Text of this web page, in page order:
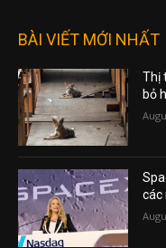
BÀI VIẾT MỚI NHẤT
Thị
bỏ
các